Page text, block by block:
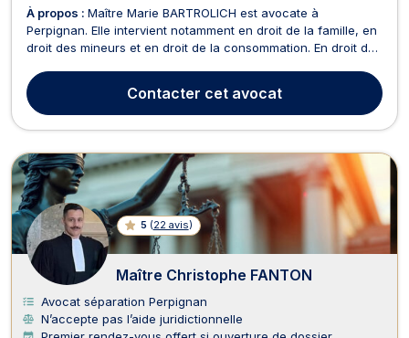
À propos : Maître Marie BARTROLICH est avocate à
Perpignan. Elle intervient notamment en droit de la famille, en
droit des mineurs et en droit de la consommation. En droit de
règlement des problématiques liées aux divorces ou
séparations. Devant le Juge aux affaires familiales...
Contacter cet avocat
5 (22 avis)
Maître Christophe FANTON
Avocat séparation Perpignan
N’accepte pas l’aide juridictionnelle